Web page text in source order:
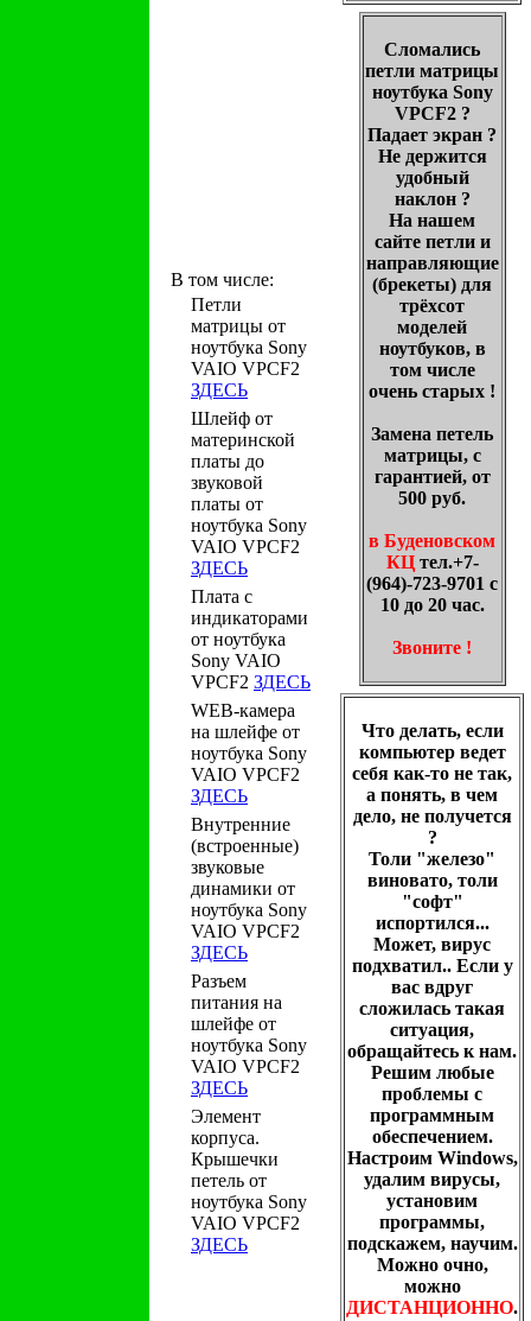
В том числе:
Петли
матрицы от
ноутбука Sony
VAIO VPCF2
ЗДЕСЬ
Шлейф от
материнской
платы до
звуковой
платы от
ноутбука Sony
VAIO VPCF2
ЗДЕСЬ
Плата с
индикаторами
от ноутбука
Sony VAIO
VPCF2 ЗДЕСЬ
WEB-камера
на шлейфе от
ноутбука Sony
VAIO VPCF2
ЗДЕСЬ
Внутренние
(встроенные)
звуковые
динамики от
ноутбука Sony
VAIO VPCF2
ЗДЕСЬ
Разъем
питания на
шлейфе от
ноутбука Sony
VAIO VPCF2
ЗДЕСЬ
Элемент
корпуса.
Крышечки
петель от
ноутбука Sony
VAIO VPCF2
ЗДЕСЬ
Сломались
петли матрицы
ноутбука Sony
VPCF2 ?
Падает экран ?
Не держится
удобный
наклон ?
На нашем
сайте петли и
направляющие
(брекеты) для
трёхсот
моделей
ноутбуков, в
том числе
очень старых !
Замена петель
матрицы, с
гарантией, от
500 руб.
в Буденовском
КЦ тел.+7-
(964)-723-9701 с
10 до 20 час.
Звоните !
Что делать, если
компьютер ведет
себя как-то не так,
а понять, в чем
дело, не получется
?
Толи "железо"
виновато, толи
"софт"
испортился...
Может, вирус
подхватил.. Если у
вас вдруг
сложилась такая
ситуация,
обращайтесь к нам.
Решим любые
проблемы с
программным
обеспечением.
Настроим Windows,
удалим вирусы,
установим
программы,
подскажем, научим.
Можно очно,
можно
ДИСТАНЦИОННО.